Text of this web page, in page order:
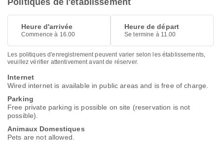
Politiques de l'établissement
Heure d'arrivée
Commence à 16.00
Heure de départ
Se termine à 11.00
Les politiques d'enregistrement peuvent varier selon les établissements,
veuillez vérifier attentivement avant de réserver.
Internet
Wired internet is available in public areas and is free of charge.
Parking
Free private parking is possible on site (reservation is not
possible).
Animaux Domestiques
Pets are not allowed.